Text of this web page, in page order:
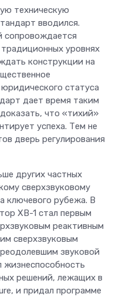
техническую
вводился.
сопровождается
уровнях
конструкции на
статуса
дает время таким
что «тихий»
успеха. Тем не
дверь регулирования
других частных
сверхзвуковому
ключевого рубежа. В
XB-1 стал первым
реактивным
сверхзвуковым
звуковой
жизнеспособность
решений, лежащих в
и придал программе